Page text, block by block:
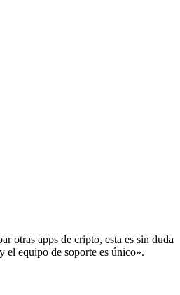
otras apps de cripto, esta es sin duda
el equipo de soporte es único».